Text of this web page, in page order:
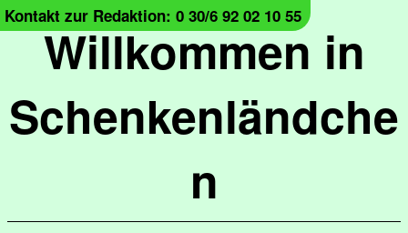
Willkommen in
Schenkenländche
n
Kontakt zur Redaktion: 0 30/6 92 02 10 55